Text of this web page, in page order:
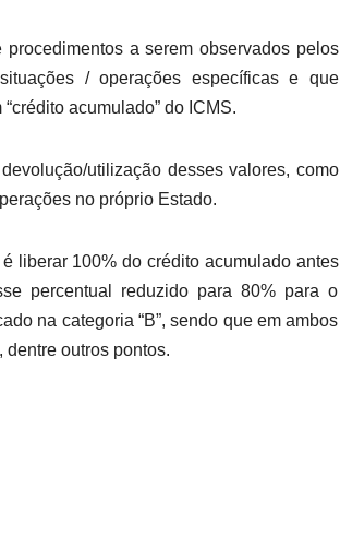
a serem observados pelos
/ operações específicas e que
acumulado” do ICMS.
utilização desses valores, como
no próprio Estado.
liberar 100% do crédito acumulado antes
percentual reduzido para 80% para o
na categoria “B”, sendo que em ambos
outros pontos.